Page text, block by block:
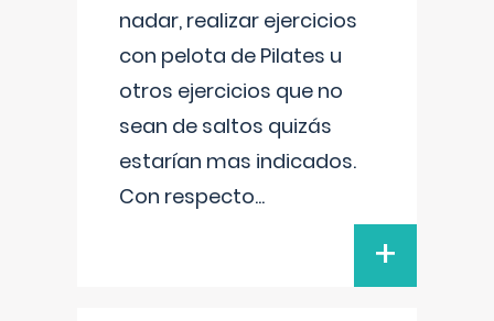
nadar, realizar ejercicios
con pelota de Pilates u
otros ejercicios que no
sean de saltos quizás
estarían mas indicados.
Con respecto...
+